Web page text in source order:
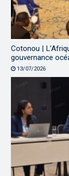
Cotonou |
gouvernance
13/07/2026